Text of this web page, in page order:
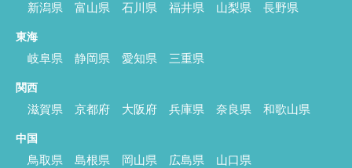
新潟県 富山県 石川県 福井県 山梨県 長野県
東海
岐阜県 静岡県 愛知県 三重県
関西
滋賀県 京都府 大阪府 兵庫県 奈良県 和歌山県
中国
鳥取県 島根県 岡山県 広島県 山口県